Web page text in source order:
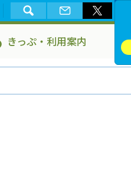
きっぷ・利用案内